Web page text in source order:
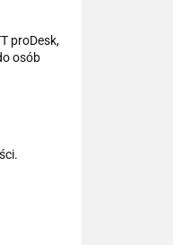
proDesk,
osób